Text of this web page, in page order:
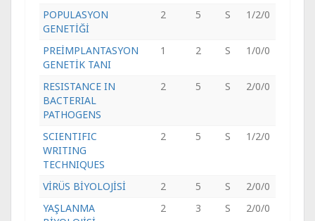
POPULASYON
GENETİĞİ
2 5 S 1/2/0
PREİMPLANTASYON
GENETİK TANI
1 2 S 1/0/0
RESISTANCE IN
BACTERIAL
PATHOGENS
2 5 S 2/0/0
SCIENTIFIC
WRITING
TECHNIQUES
2 5 S 1/2/0
VİRÜS BİYOLOJİSİ 2 5 S
2/0/0
YAŞLANMA
2 3 S 2/0/0